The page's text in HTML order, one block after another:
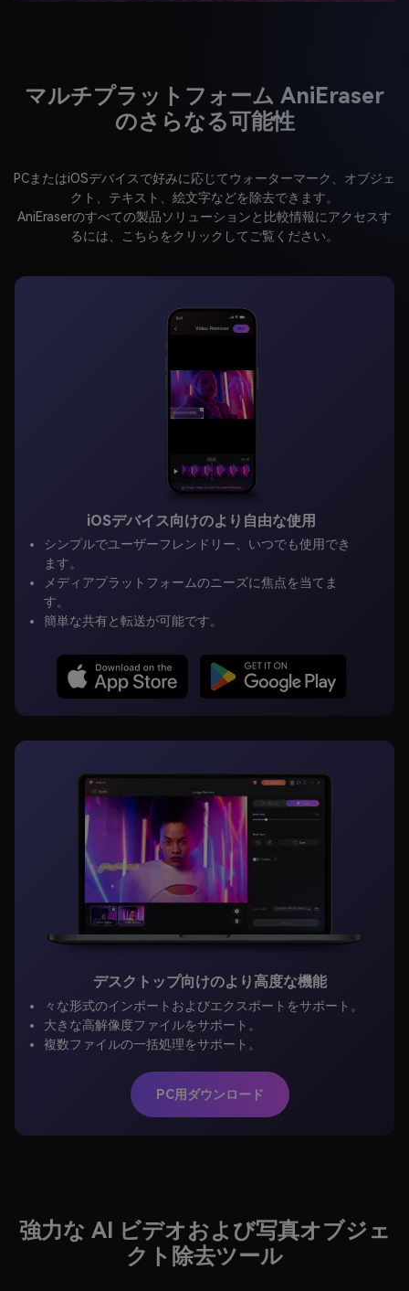
マルチプラットフォーム AniEraser
のさらなる可能性
PCまたはiOSデバイスで好みに応じてウォーターマーク、オブジェ
クト、テキスト、絵文字などを除去できます。
AniEraserのすべての製品ソリューションと比較情報にアクセスす
るには、こちらをクリックしてご覧ください。
デスクトップ向けのより高度な機能
々な形式のインポートおよびエクスポートをサポート。
大きな高解像度ファイルをサポート。
複数ファイルの一括処理をサポート。
PC用ダウンロード
iOSデバイス向けのより自由な使用
シンプルでユーザーフレンドリー、いつでも使用でき
ます。
メディアプラットフォームのニーズに焦点を当てま
す。
簡単な共有と転送が可能です。
強力な AI ビデオおよび写真オブジェ
クト除去ツール